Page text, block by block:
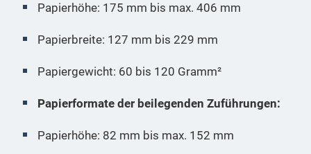
Papierhöhe: 175 mm bis max. 406 mm
Papierbreite: 127 mm bis 229 mm
Papiergewicht: 60 bis 120 Gramm²
Papierformate der beilegenden Zuführungen:
Papierhöhe: 82 mm bis max. 152 mm